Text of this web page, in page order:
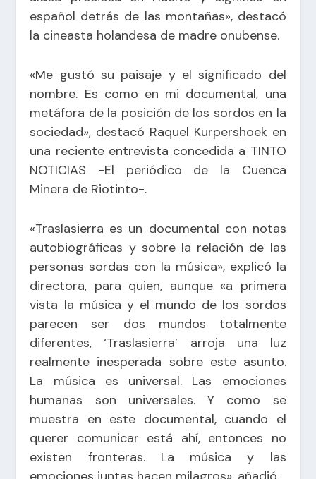
español detrás de las montañas», destacó
la cineasta holandesa de madre onubense.
«Me gustó su paisaje y el significado del
nombre. Es como en mi documental, una
metáfora de la posición de los sordos en la
sociedad», destacó Raquel Kurpershoek en
una reciente entrevista concedida a TINTO
NOTICIAS -El periódico de la Cuenca
Minera de Riotinto-.
«Traslasierra es un documental con notas
autobiográficas y sobre la relación de las
personas sordas con la música», explicó la
directora, para quien, aunque «a primera
vista la música y el mundo de los sordos
parecen ser dos mundos totalmente
diferentes, ‘Traslasierra’ arroja una luz
realmente inesperada sobre este asunto.
La música es universal. Las emociones
humanas son universales. Y como se
muestra en este documental, cuando el
querer comunicar está ahí, entonces no
existen fronteras. La música y las